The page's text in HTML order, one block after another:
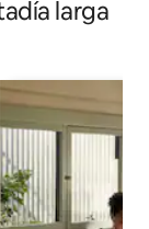
larga